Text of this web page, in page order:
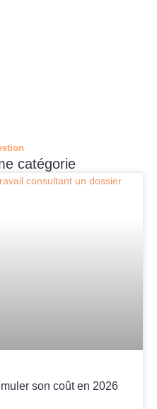
catégorie
son coût en 2026